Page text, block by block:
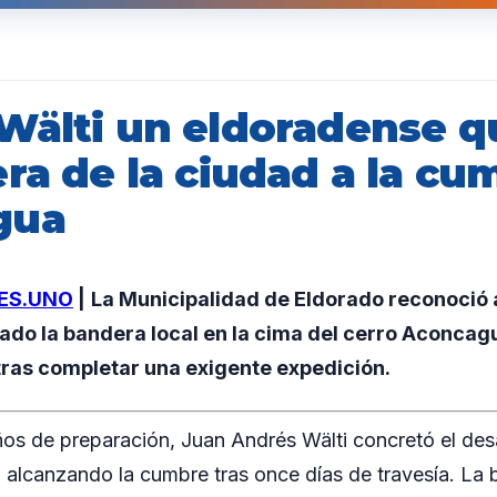
un eldoradense
de la ciudad a la
La Municipalidad de Eldorado reconoció
la bandera local en la cima del cerro
completar una exigente expedición.
de preparación, Juan Andrés Wälti concretó el
la cumbre tras once días de travesía. La